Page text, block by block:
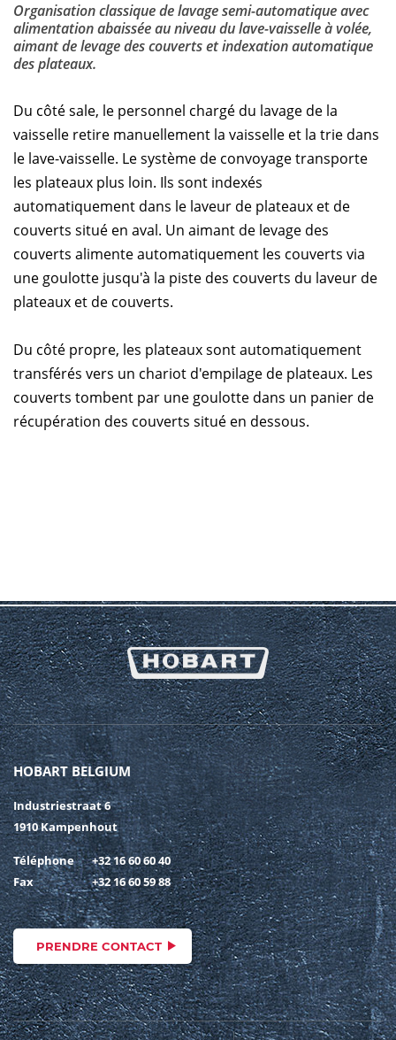
Organisation classique de lavage semi-automatique avec
alimentation abaissée au niveau du lave-vaisselle à volée,
aimant de levage des couverts et indexation automatique
des plateaux.
Du côté sale, le personnel chargé du lavage de la
vaisselle retire manuellement la vaisselle et la trie dans
le lave-vaisselle. Le système de convoyage transporte
les plateaux plus loin. Ils sont indexés
automatiquement dans le laveur de plateaux et de
couverts situé en aval. Un aimant de levage des
couverts alimente automatiquement les couverts via
une goulotte jusqu'à la piste des couverts du laveur de
plateaux et de couverts.
Du côté propre, les plateaux sont automatiquement
transférés vers un chariot d'empilage de plateaux. Les
couverts tombent par une goulotte dans un panier de
récupération des couverts situé en dessous.
HOBART BELGIUM
Industriestraat 6
1910 Kampenhout
Téléphone
+32 16 60 60 40
Fax
+32 16 60 59 88
PRENDRE CONTACT